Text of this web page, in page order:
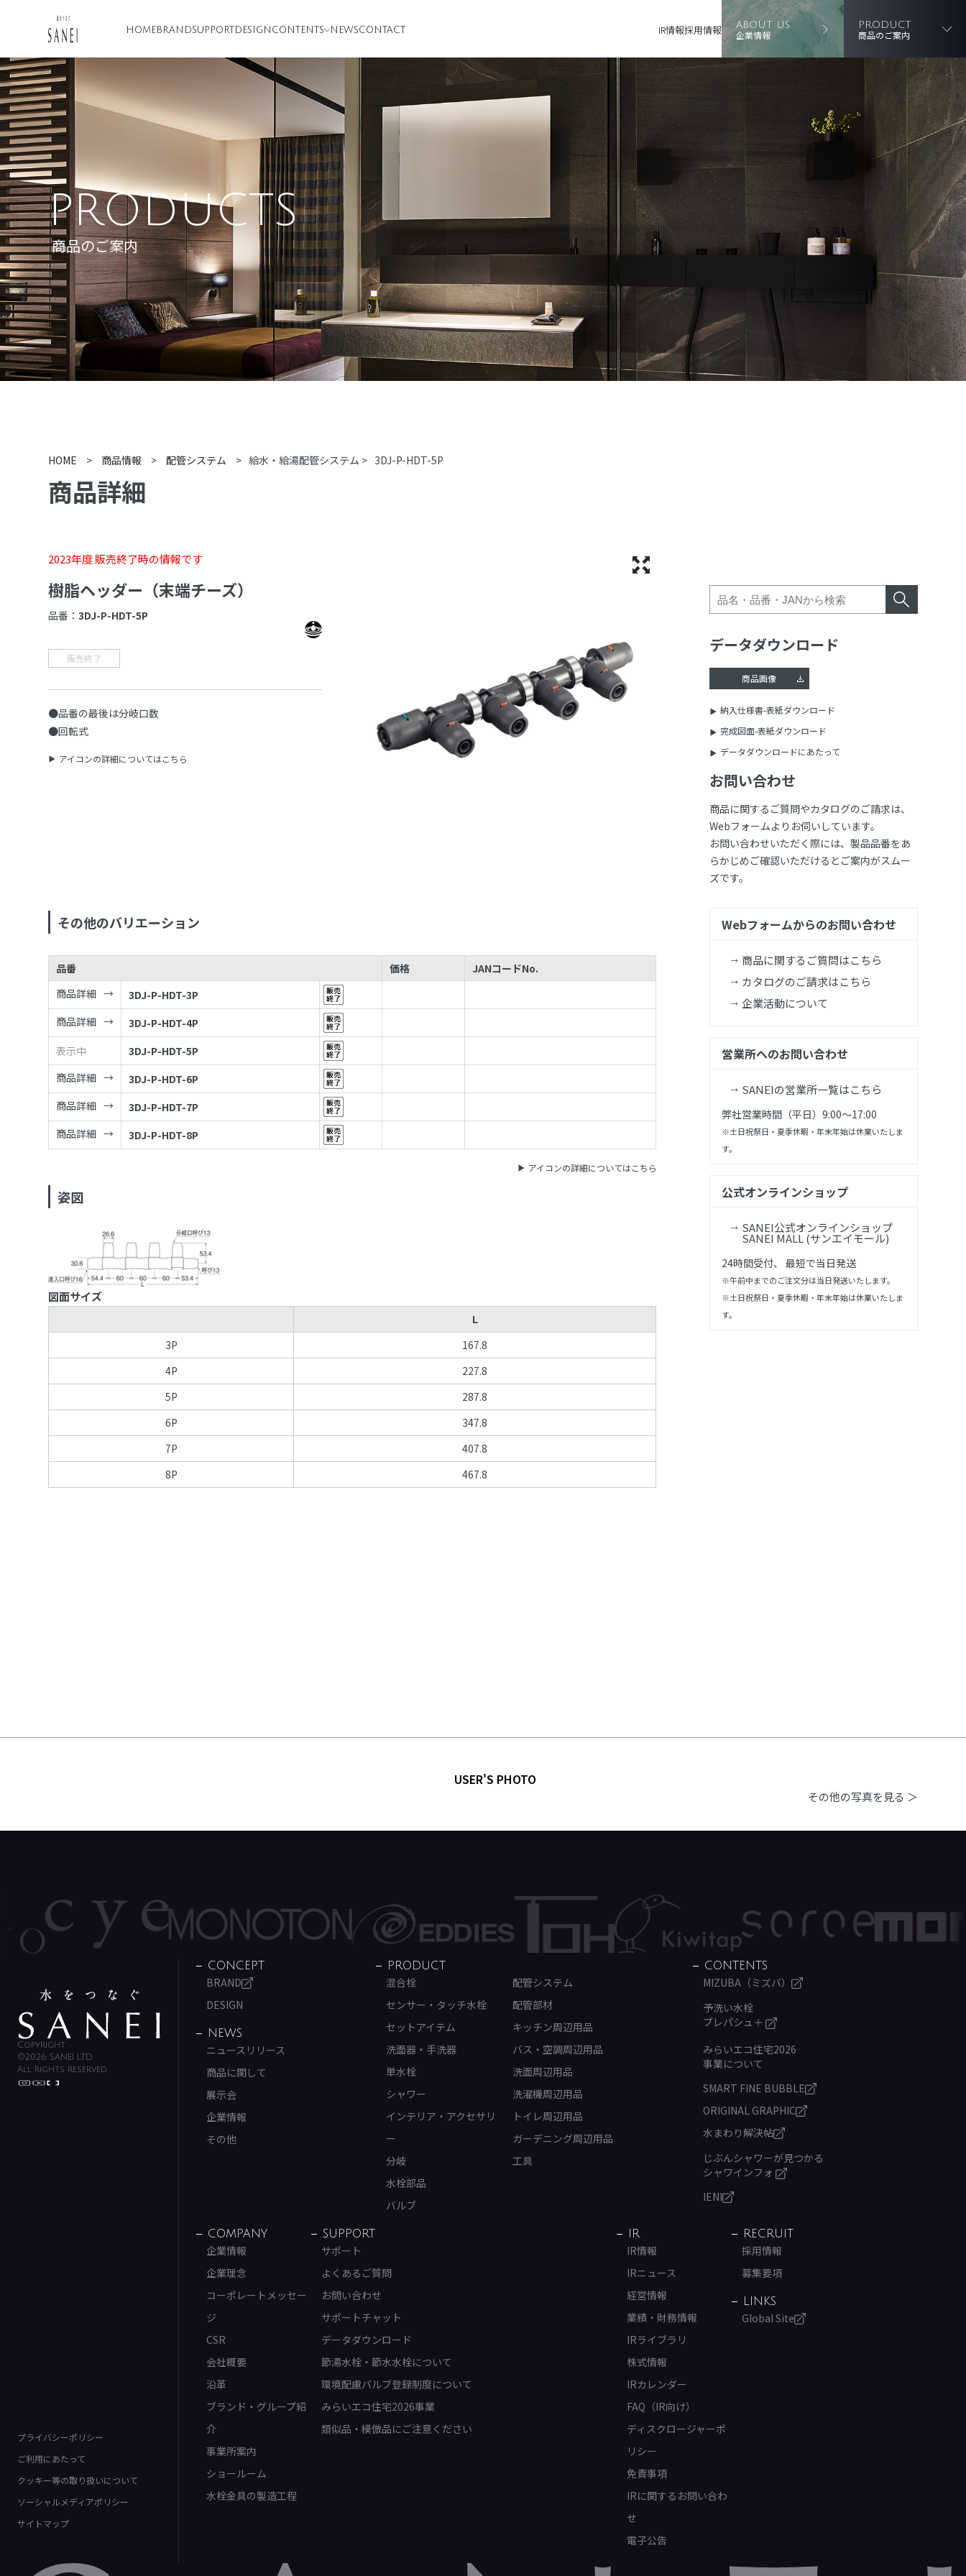
HOME BRANDSUPPORT DESIGN CONTENTS NEWSCONTACT IR情報採用情報 ABOUT US
企業情報
PRODUCT
商品のご案内
PRODUCTS
商品のご案内
HOME > 商品情報 > 配管システム > 給水・給湯配管システム > 3DJ-P-HDT-5P
商品詳細
2023年度 販売終了時の情報です
樹脂ヘッダー（末端チーズ）
品番：3DJ-P-HDT-5P
販売終了
●品番の最後は分岐口数
●回転式
アイコンの詳細についてはこちら
その他のバリエーション
品番 価格
JANコードNo.
商品詳細
3DJ-P-HDT-3P
商品詳細
3DJ-P-HDT-4P
表示中
3DJ-P-HDT-5P
商品詳細
3DJ-P-HDT-6P
商品詳細
3DJ-P-HDT-7P
商品詳細
3DJ-P-HDT-8P
アイコンの詳細についてはこちら
姿図
図面サイズ
L
3P
167.8
4P
227.8
5P
287.8
6P
347.8
7P
407.8
8P
467.8
データダウンロード
商品画像
納入仕様書-表紙ダウンロード
完成図面-表紙ダウンロード
データダウンロードにあたって
お問い合わせ
商品に関するご質問やカタログのご請求は、
Webフォームよりお伺いしています。
お問い合わせいただく際には、製品品番をあ
らかじめご確認いただけるとご案内がスムー
ズです。
Webフォームからのお問い合わせ
商品に関するご質問はこちら
カタログのご請求はこちら
企業活動について
営業所へのお問い合わせ
SANEIの営業所一覧はこちら
弊社営業時間（平日）9:00～17:00
※土日祝祭日・夏季休暇・年末年始は休業いたしま
す。
公式オンラインショップ
SANEI公式オンラインショップ
SANEI MALL (サンエイモール)
24時間受付、 最短で当日発送
※午前中までのご注文分は当日発送いたします。
※土日祝祭日・夏季休暇・年末年始は休業いたしま
す。
USER'S PHOTO
その他の写真を見る ＞
Copyright
©2026 SANEI LTD.
All rights reserved.
プライバシーポリシー
ご利用にあたって
クッキー等の取り扱いについて
ソーシャルメディアポリシー
サイトマップ
CONCEPT
BRAND
DESIGN
NEWS
ニュースリリース
商品に関して
展示会
企業情報
その他
PRODUCT
混合栓
センサー・タッチ水栓
セットアイテム
洗面器・手洗器
単水栓
シャワー
インテリア・アクセサリ
ー
分岐
水栓部品
バルブ
配管システム
配管部材
キッチン周辺用品
バス・空調周辺用品
洗面周辺用品
洗濯機周辺用品
トイレ周辺用品
ガーデニング周辺用品
工具
CONTENTS
MIZUBA（ミズバ）
予洗い水栓
プレパシュ＋
みらいエコ住宅2026
事業について
SMART FINE BUBBLE
ORIGINAL GRAPHIC
水まわり解決帖
じぶんシャワーが見つかる
シャワインフォ
IENI
COMPANY
企業情報
企業理念
コーポレートメッセー
ジ
CSR
会社概要
沿革
ブランド・グループ紹
介
事業所案内
ショールーム
水栓金具の製造工程
SUPPORT
サポート
よくあるご質問
お問い合わせ
サポートチャット
データダウンロード
節湯水栓・節水水栓について
環境配慮バルブ登録制度について
みらいエコ住宅2026事業
類似品・模倣品にご注意ください
IR
IR情報
IRニュース
経営情報
業績・財務情報
IRライブラリ
株式情報
IRカレンダー
FAQ（IR向け）
ディスクロージャーポ
リシー
免責事項
IRに関するお問い合わ
せ
電子公告
RECRUIT
採用情報
募集要項
LINKS
Global Site